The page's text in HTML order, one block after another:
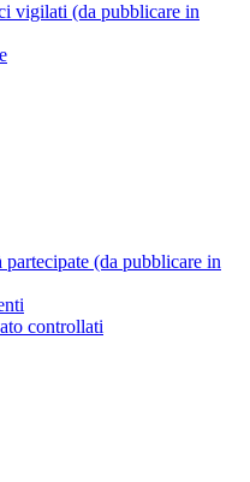
vigilati (da pubblicare in
partecipate (da pubblicare in
controllati